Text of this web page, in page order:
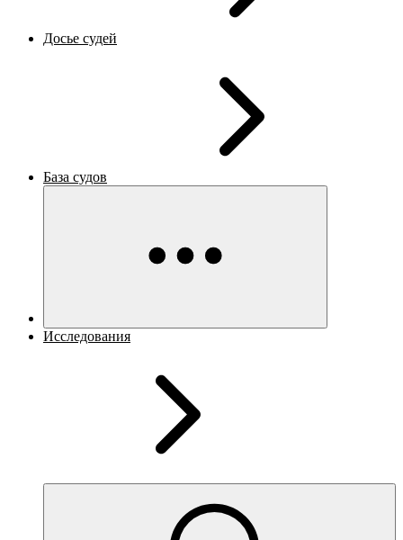
Досье судей
База судов
Исследования